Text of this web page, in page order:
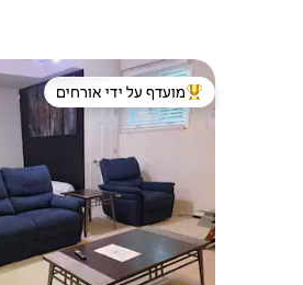
מוביל בקרב נכסים מועדפים על
מועדף על ידי אורחים